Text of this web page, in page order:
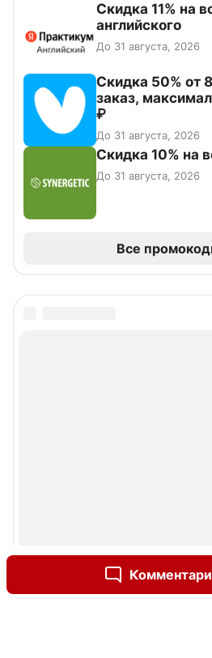
Скидка 11% на
английского
До 31 августа, 2026
Скидка 50% от
заказ,
₽
До 31 августа, 2026
Скидка 10% на
До 31 августа, 2026
Все